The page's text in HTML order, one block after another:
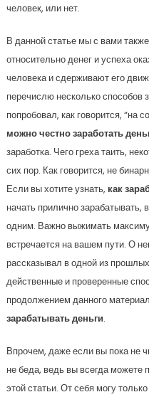
человек, или нет.
В данной статье мы с вами
относительно денег и успеха
человека и сдерживают его
перечислю несколько способов
попробовал, как говорится, “на
можно честно заработать
заработка. Чего греха таить,
сих пор. Как говорится, не
Если вы хотите узнать, как
начать прилично зарабатывать,
одним. Важно выжимать
встречается на вашем пути. О
рассказывал в одной из
действенные и проверенные
продолжением данного
зарабатывать деньги.
Впрочем, даже если вы пока не
не беда, ведь вы всегда можете
этой статьи. От себя могу